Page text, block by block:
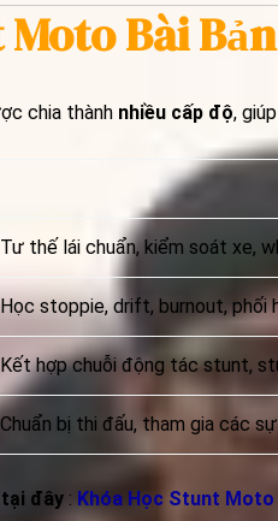
Bài
chia thành nhiều cấp độ,
Tư thế lái chuẩn, kiểm soát xe,
Học stoppie, drift, burnout, phối
Kết hợp chuỗi động tác stunt,
Chuẩn bị thi đấu, tham gia các
đây: Khóa Học Stunt Moto